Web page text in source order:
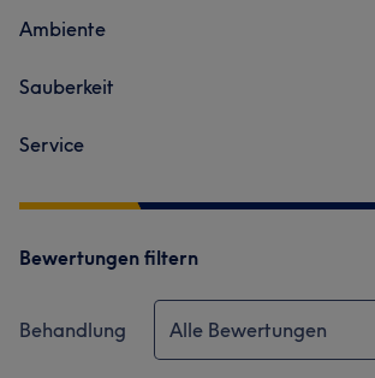
Ambiente
Sauberkeit
Service
Bewertungen filtern
Behandlung Alle Bewertungen